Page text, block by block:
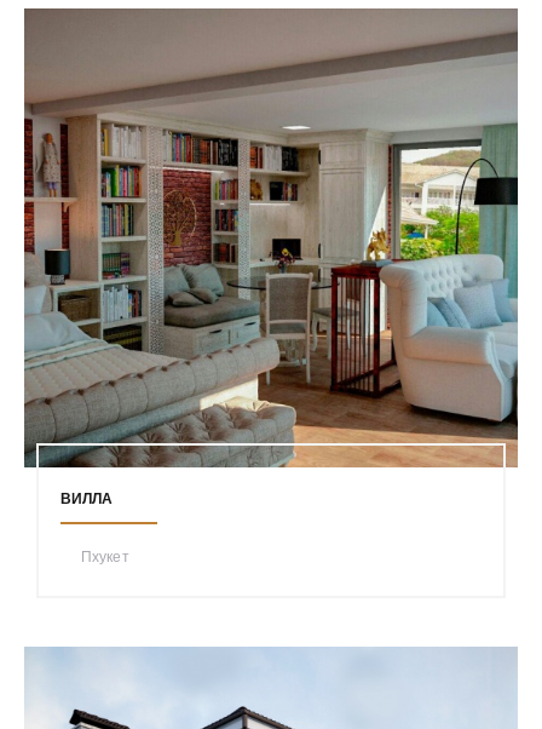
ВИЛЛА
Пхукет